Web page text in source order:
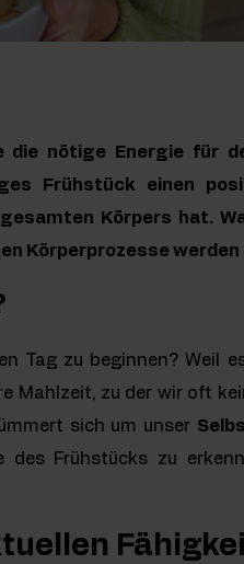
nötige Energie für
Frühstück einen
Körpers hat.
Körperprozesse
Tag zu beginnen? Weil
Mahlzeit, zu der wir oft
sich um unser
Frühstücks zu